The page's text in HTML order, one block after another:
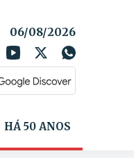
06/08/2026
HÁ 50 ANOS